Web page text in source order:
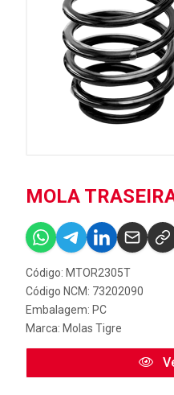
MOLA
Código: MTOR2305T
Código NCM: 73202090
Embalagem: PC
Marca: Molas Tigre